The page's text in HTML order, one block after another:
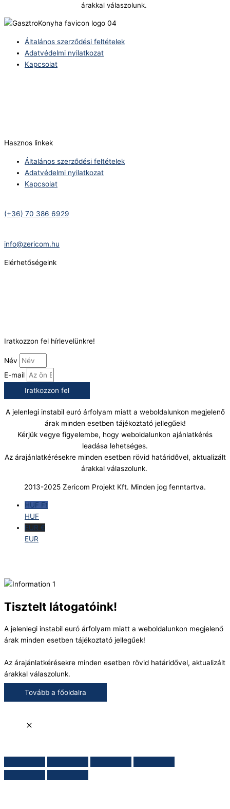
árakkal válaszolunk.
Általános szerződési feltételek
Adatvédelmi nyilatkozat
Kapcsolat
Hasznos linkek
Általános szerződési feltételek
Adatvédelmi nyilatkozat
Kapcsolat
(+36) 70 386 6929
info@zericom.hu
Elérhetőségeink
Iratkozzon fel hírlevelünkre!
Név
E-mail
Iratkozzon fel
A jelenlegi instabil euró árfolyam miatt a weboldalunkon megjelenő
árak minden esetben tájékoztató jellegűek!
Kérjük vegye figyelembe, hogy weboldalunkon ajánlatkérés
leadása lehetséges.
Az árajánlatkérésekre minden esetben rövid határidővel, aktualizált
árakkal válaszolunk.
2013-2025 Zericom Projekt Kft. Minden jog fenntartva.
HUF Ft
HUF
EUR €
EUR
Tisztelt látogatóink!
A jelenlegi instabil euró árfolyam miatt a weboldalunkon megjelenő
árak minden esetben tájékoztató jellegűek!
Az árajánlatkérésekre minden esetben rövid határidővel, aktualizált
árakkal válaszolunk.
Tovább a főoldalra